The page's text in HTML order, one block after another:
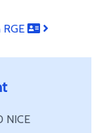
NICE